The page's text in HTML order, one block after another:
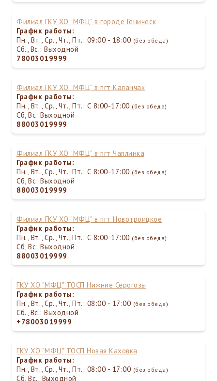
Филиал ГКУ ХО "МФЦ" в городе Геническ
График работы:
Пн., Вт., Ср., Чт., Пт.: 09:00 - 18:00 (без обеда)
Сб., Вс.: Выходной
78003019999
Филиал ГКУ ХО "МФЦ" в пгт Каланчак
График работы:
Пн., Вт., Ср., Чт., Пт.: С 8:00-17:00 (без обеда)
Сб, Вс: Выходной
88003019999
Филиал ГКУ ХО "МФЦ" в пгт Чаплинка
График работы:
Пн., Вт., Ср., Чт., Пт.: С 8:00-17:00 (без обеда)
Сб, Вс: Выходной
88003019999
Филиал ГКУ ХО "МФЦ" в пгт Новотроицкое
График работы:
Пн., Вт., Ср., Чт., Пт.: С 8:00-17:00 (без обеда)
Сб, Вс: Выходной
88003019999
ГКУ ХО "МФЦ" ТОСП Нижние Серогозы
График работы:
Пн., Вт., Ср., Чт., Пт.: 08:00 - 17:00 (без обеда)
Сб., Вс.: Выходной
+78003019999
ГКУ ХО "МФЦ" ТОСП Новая Каховка
График работы:
Пн., Вт., Ср., Чт., Пт.: 08:00 - 17:00 (без обеда)
Сб, Вс.: Выходной